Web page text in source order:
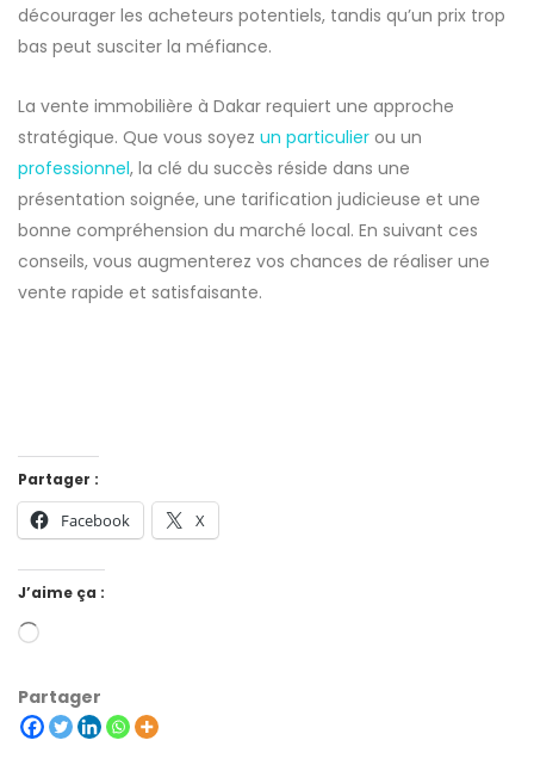
décourager les acheteurs potentiels, tandis qu’un prix trop
bas peut susciter la méfiance.
La vente immobilière à Dakar requiert une approche
stratégique. Que vous soyez un particulier ou un
professionnel, la clé du succès réside dans une
présentation soignée, une tarification judicieuse et une
bonne compréhension du marché local. En suivant ces
conseils, vous augmenterez vos chances de réaliser une
vente rapide et satisfaisante.
Partager :
Facebook X
J’aime ça :
Partager